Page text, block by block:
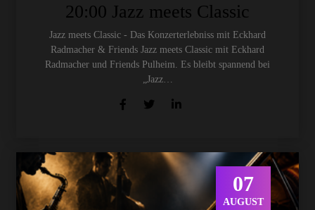
20:00 Jazz meets Classic
Jazz meets Classic - Das Konzerterlebniss mit Eckhard
Radmacher & Friends Jazz meets Classic mit Eckhard
Radmacher und Friends Pulheim. Es bleibt spannend bei
„Jazz…
07
AUGUST